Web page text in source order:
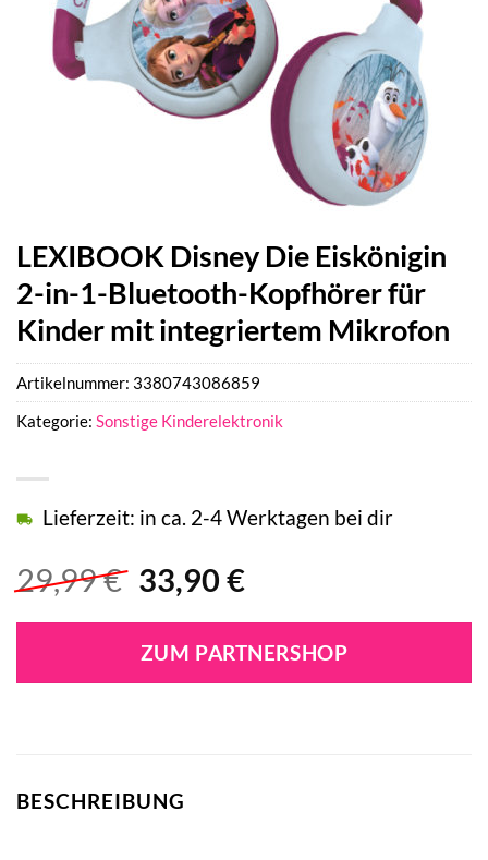
LEXIBOOK Disney Die Eiskönigin
2-in-1-Bluetooth-Kopfhörer für
Kinder mit integriertem Mikrofon
29,99€ Ursprünglicher
war:
29,99 €
33,90 €Aktueller
ist:
33,90 €.
Lieferzeit: in ca. 2-4 Werktagen bei dir
ZUM PARTNERSHOP
Artikelnummer: 3380743086859
Kategorie: Sonstige Kinderelektronik
BESCHREIBUNG